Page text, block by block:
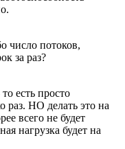
число потоков,
за раз?
есть просто
раз. НО делать это на
всего не будет
нагрузка будет на